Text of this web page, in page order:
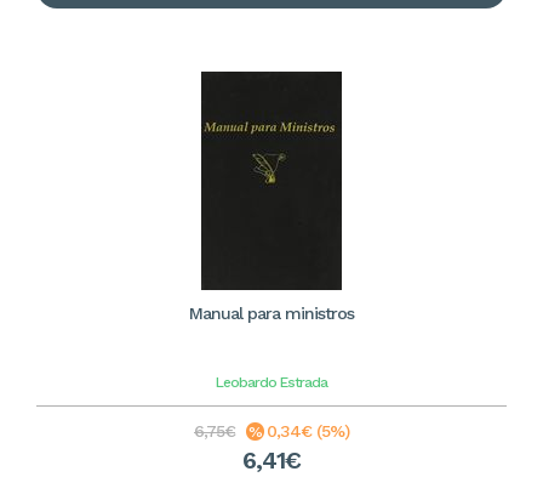
Manual para ministros
Leobardo Estrada
6,75€ 0,34€ (5%)
6,41€